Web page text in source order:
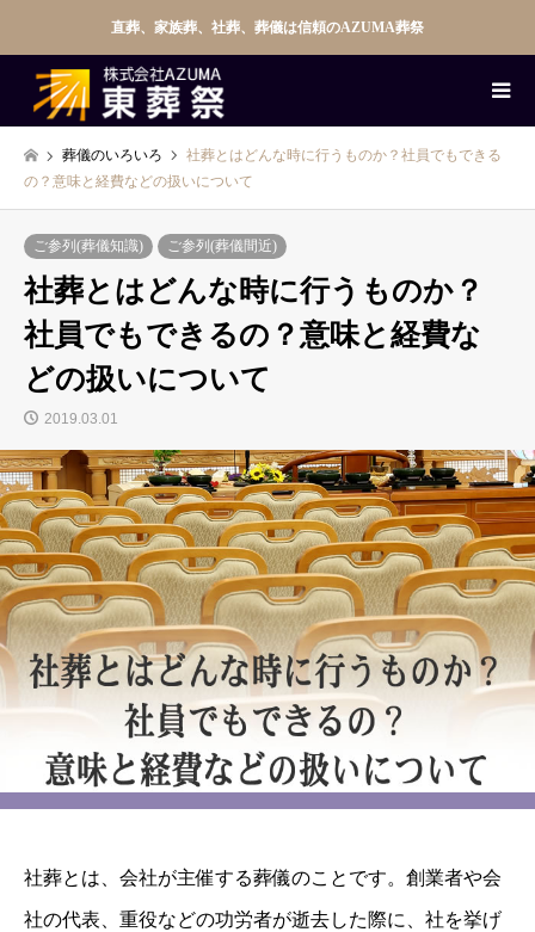
直葬、家族葬、社葬、葬儀は信頼のAZUMA葬祭
葬儀のいろいろ
社葬とはどんな時に行うものか？社員でもできる
の？意味と経費などの扱いについて
ご参列(葬儀知識) ご参列(葬儀間近)
社葬とはどんな時に行うものか？
社員でもできるの？意味と経費な
どの扱いについて
2019.03.01
社葬とは、会社が主催する葬儀のことです。創業者や会
社の代表、重役などの功労者が逝去した際に、社を挙げ